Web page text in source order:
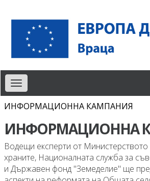
Toggle
navigation
ИНФОРМАЦИОННА КАМПАНИЯ
ИНФОРМАЦИОННА
Водещи експерти от
храните, Националната служба за
и Държавен фонд "Земеделие" ще